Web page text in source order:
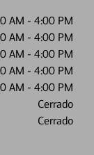
AM - 4:00 PM
AM - 4:00 PM
AM - 4:00 PM
AM - 4:00 PM
AM - 4:00 PM
Cerrado
Cerrado